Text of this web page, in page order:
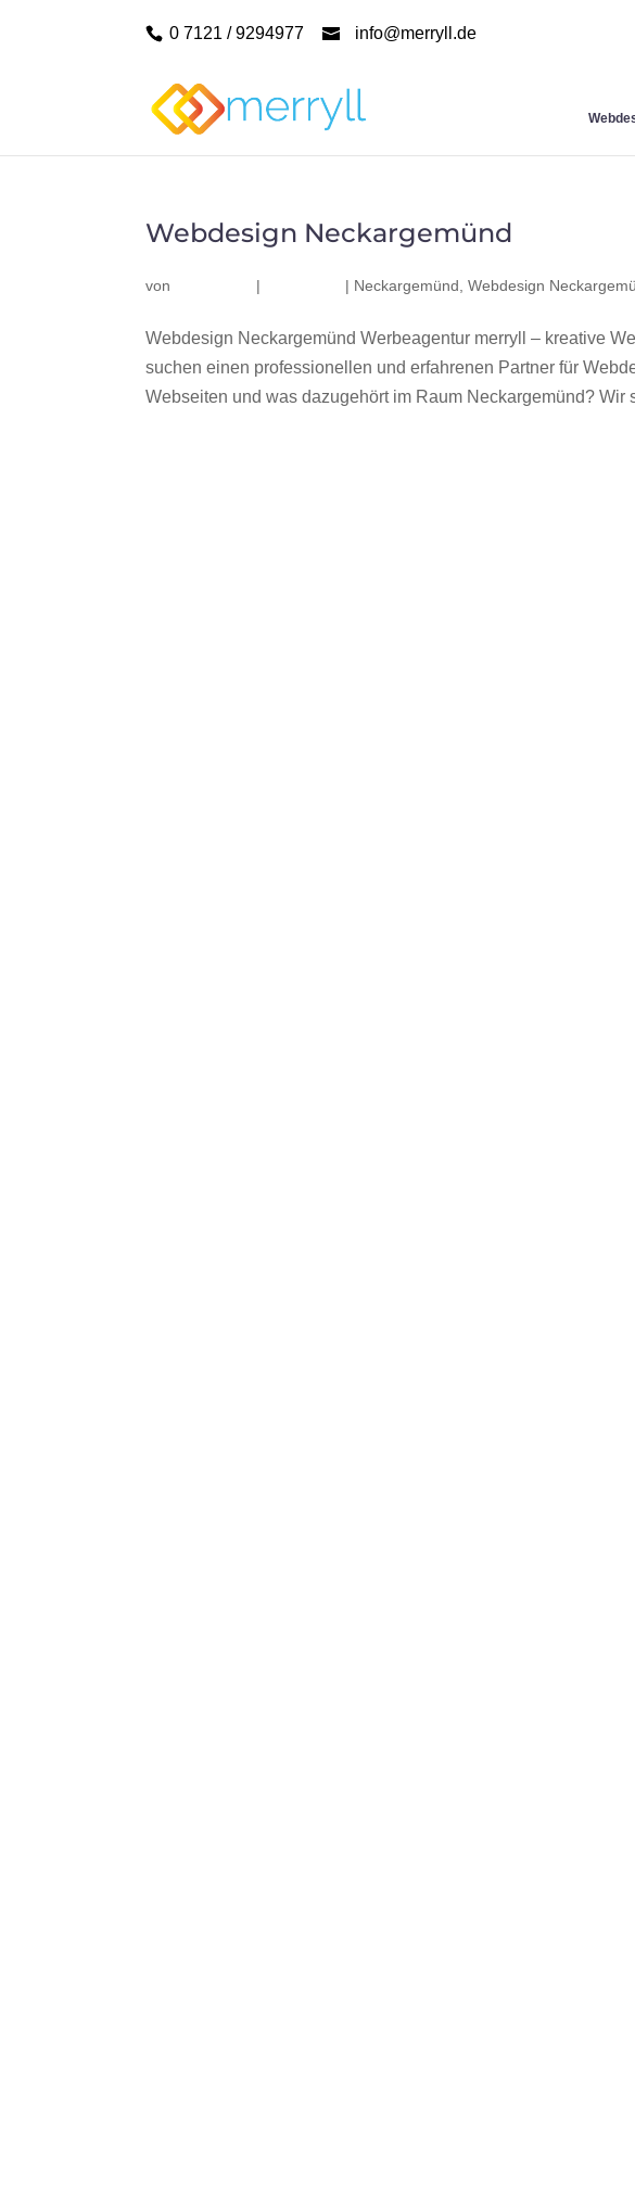
0 7121 / 9294977 info@merryll.de
Webdesign Neckargemünd
von | | Neckargemünd ,Webdesign
Webdesign Neckargemünd Werbeagentur merryll – kreative
suchen einen professionellen und erfahrenen Partner für
Webseiten und was dazugehört im Raum Neckargemünd? Wir